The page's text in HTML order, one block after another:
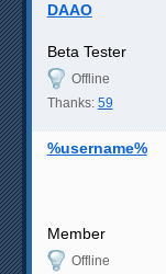
DAAO
Beta Tester
Offline
Thanks: 59
%username%
Member
Offline